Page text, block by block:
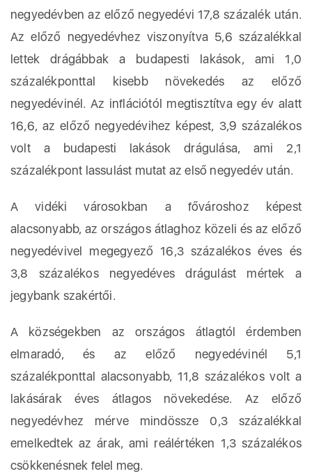
negyedévben az előző negyedévi 17,8 százalék után.
Az előző negyedévhez viszonyítva 5,6 százalékkal
lettek drágábbak a budapesti lakások, ami 1,0
százalékponttal kisebb növekedés az előző
negyedévinél. Az inflációtól megtisztítva egy év alatt
16,6, az előző negyedévihez képest, 3,9 százalékos
volt a budapesti lakások drágulása, ami 2,1
százalékpont lassulást mutat az első negyedév után.
A vidéki városokban a fővároshoz képest
alacsonyabb, az országos átlaghoz közeli és az előző
negyedévivel megegyező 16,3 százalékos éves és
3,8 százalékos negyedéves drágulást mértek a
jegybank szakértői.
A községekben az országos átlagtól érdemben
elmaradó, és az előző negyedévinél 5,1
százalékponttal alacsonyabb, 11,8 százalékos volt a
lakásárak éves átlagos növekedése. Az előző
negyedévhez mérve mindössze 0,3 százalékkal
emelkedtek az árak, ami reálértéken 1,3 százalékos
csökkenésnek felel meg.